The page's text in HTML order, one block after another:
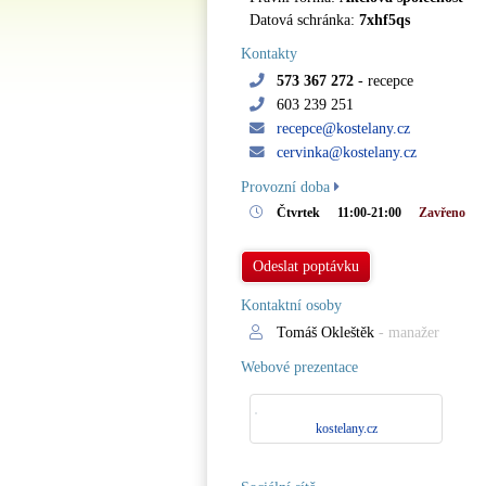
Datová schránka: 7xhf5qs
Kontakty
573 367 272 - recepce
603 239 251
recepce@kostelany.cz
cervinka@kostelany.cz
Provozní doba
Čtvrtek 11:00-21:00 Zavřeno
Odeslat poptávku
Kontaktní osoby
Tomáš Okleštěk - manažer
Webové prezentace
kostelany.cz